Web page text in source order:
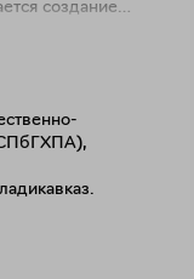
его
и
воли и